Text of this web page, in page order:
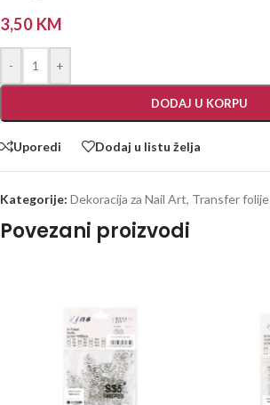
3,50 KM
- +
DODAJ U KORPU
Uporedi Dodaj u listu želja
Kategorije: Dekoracija za Nail Art, Transfer folije
Povezani proizvodi